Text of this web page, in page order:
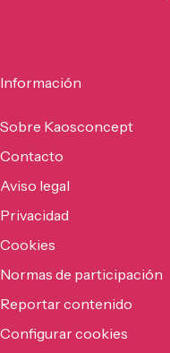
Información
Sobre Kaosconcept
Contacto
Aviso legal
Privacidad
Cookies
Normas de participación
Reportar contenido
Configurar cookies